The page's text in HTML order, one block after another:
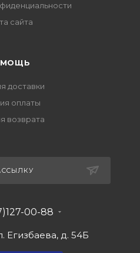
сайта
доставки
оплаты
возврата
00-88
Егизбаева, д. 54Б